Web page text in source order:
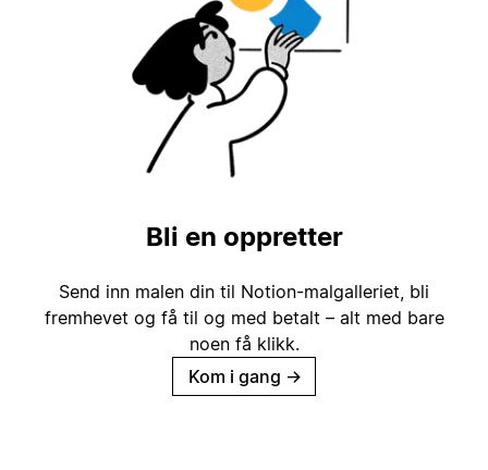
Bli en oppretter
Send inn malen din til Notion-malgalleriet, bli
fremhevet og få til og med betalt – alt med bare
noen få klikk.
Kom i gang →